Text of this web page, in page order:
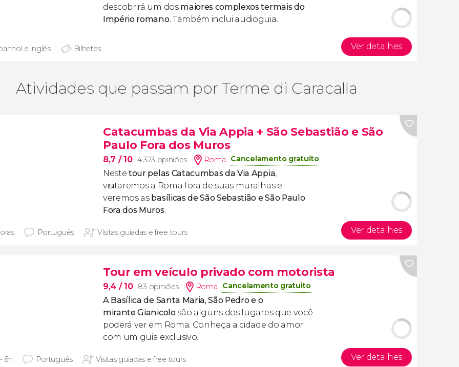
descobrirá um dosmaiores complexos termais do
Império romano. Também inclui audioguia.
e inglês Bilhetes Ver detalhes
Atividades que passam por Terme di Caracalla
Catacumbas da Via Appia + São Sebastião e São
Paulo Fora dos Muros
8,7 / 10 4.323 opiniões Roma Cancelamento gratuito
Neste tour pelas Catacumbas da Via Appia,
visitaremos a Roma fora de suas muralhas e
veremos as basílicas de São Sebastião e São Paulo
Fora dos Muros.
Português Visitas guiadas e free tours Ver detalhes
Tour em veículo privado com motorista
9,4 / 10 83 opiniões Roma Cancelamento gratuito
A Basílica de Santa Maria, São Pedro e o
miranteGianicolosão alguns dos lugares que você
poderá ver em Roma. Conheça a cidade do amor
com um guia exclusivo.
6h Português Visitas guiadas e free tours Ver detalhes